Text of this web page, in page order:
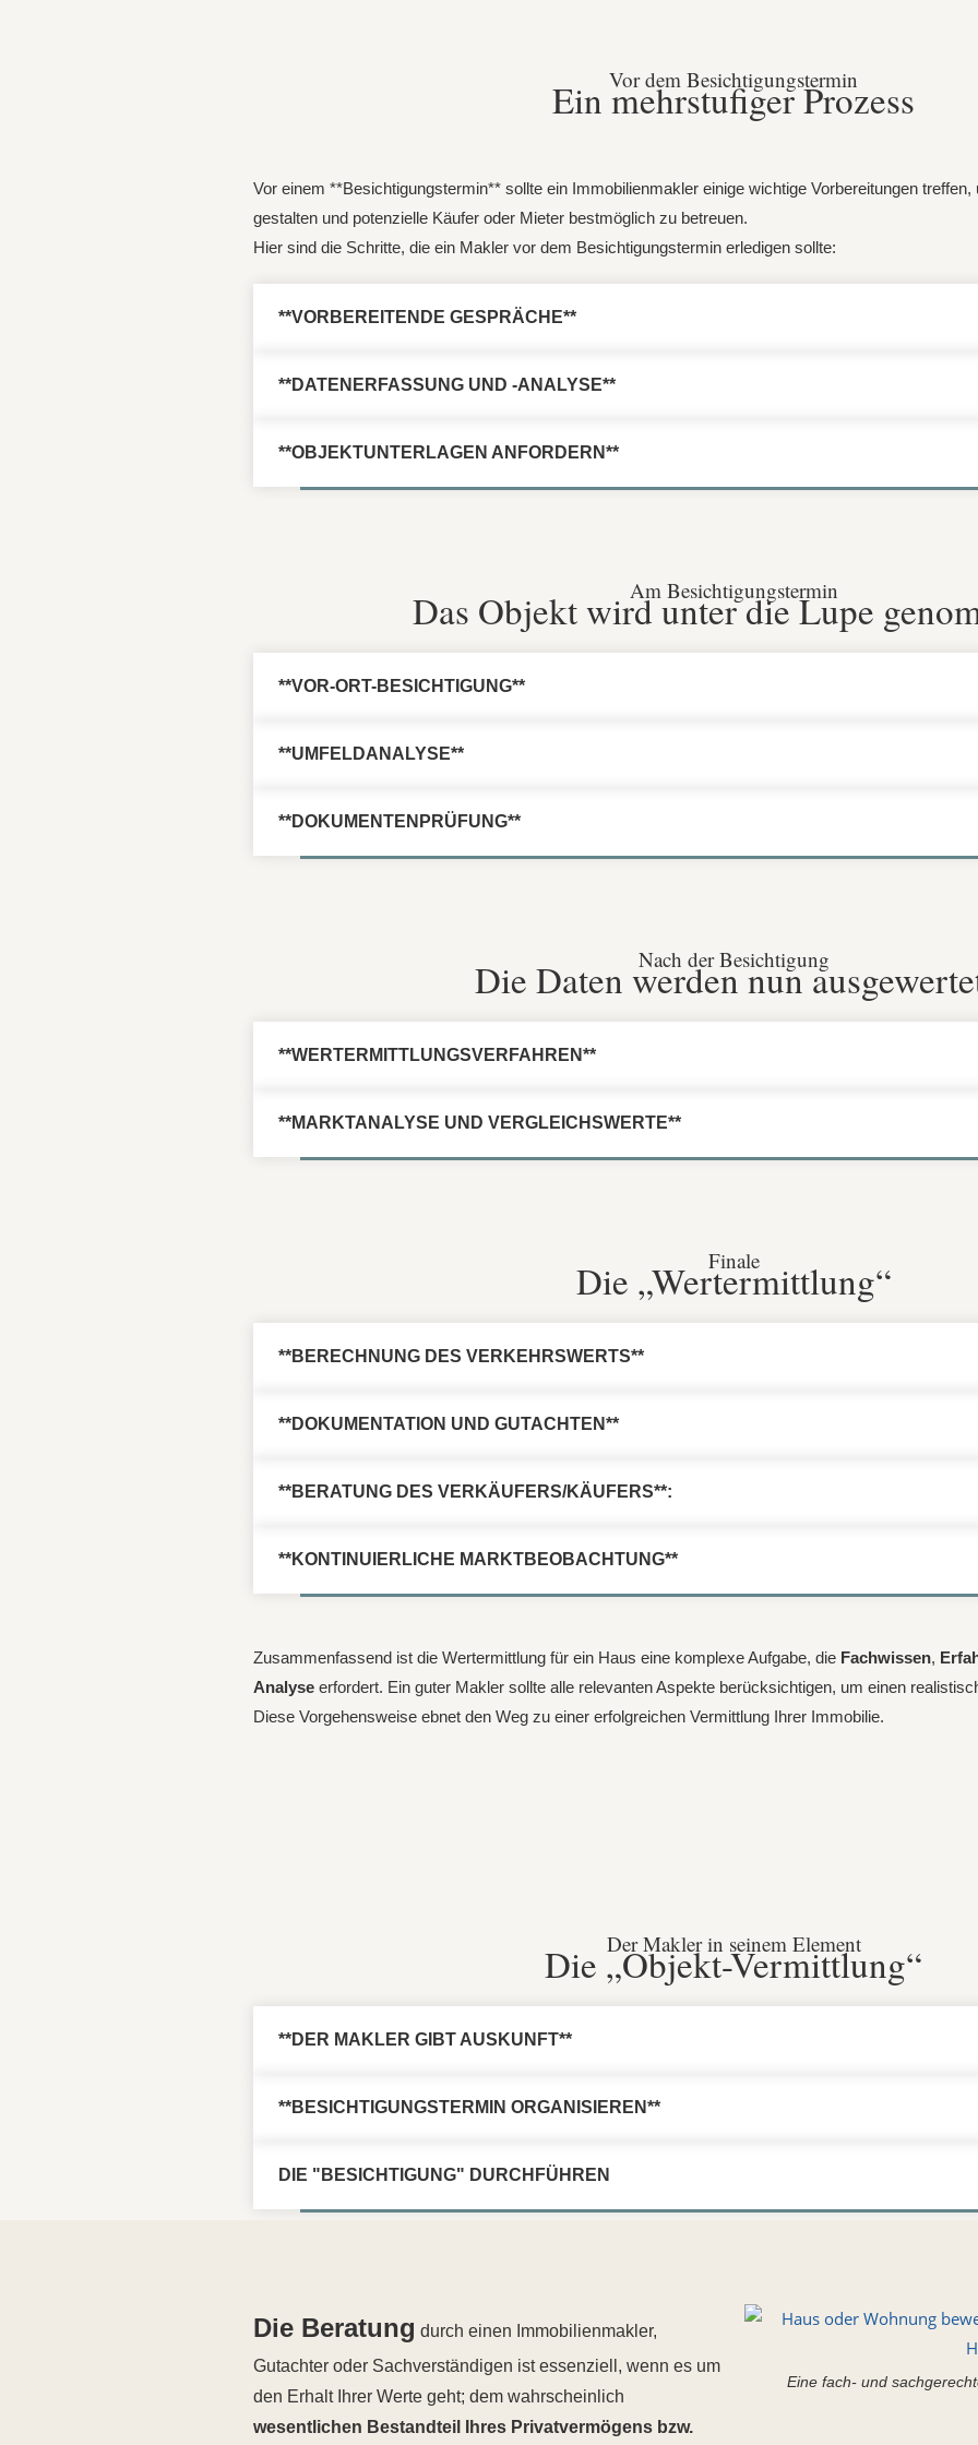
Vor dem Besichtigungstermin
Ein mehrstufiger Prozess
Vor einem **Besichtigungstermin** sollte ein Immobilienmakler einige wichtige Vorbereitungen
gestalten und potenzielle Käufer oder Mieter bestmöglich zu betreuen.
Hier sind die Schritte, die ein Makler vor dem Besichtigungstermin erledigen sollte:
**VORBEREITENDE GESPRÄCHE**
**DATENERFASSUNG UND -ANALYSE**
**OBJEKTUNTERLAGEN ANFORDERN**
Am Besichtigungstermin
Das Objekt wird unter die Lupe
**VOR-ORT-BESICHTIGUNG**
**UMFELDANALYSE**
**DOKUMENTENPRÜFUNG**
Nach der Besichtigung
Die Daten werden nun
**WERTERMITTLUNGSVERFAHREN**
**MARKTANALYSE UND VERGLEICHSWERTE**
Finale
Die „Wertermittlung“
**BERECHNUNG DES VERKEHRSWERTS**
**DOKUMENTATION UND GUTACHTEN**
**BERATUNG DES VERKÄUFERS/KÄUFERS**:
**KONTINUIERLICHE MARKTBEOBACHTUNG**
Zusammenfassend ist die Wertermittlung für ein Haus eine komplexe Aufgabe, die Fachwissen,
Analyse erfordert. Ein guter Makler sollte alle relevanten Aspekte berücksichtigen, um einen
Diese Vorgehensweise ebnet den Weg zu einer erfolgreichen Vermittlung Ihrer Immobilie.
Der Makler in seinem Element
Die „Objekt-Vermittlung“
**DER MAKLER GIBT AUSKUNFT**
**BESICHTIGUNGSTERMIN ORGANISIEREN**
DIE "BESICHTIGUNG" DURCHFÜHREN
Die Beratung durch einen Immobilienmakler,
Gutachter oder Sachverständigen ist essenziell, wenn es um
den Erhalt Ihrer Werte geht; dem wahrscheinlich
wesentlichen Bestandteil Ihres Privatvermögens bzw.
Eine fach- und